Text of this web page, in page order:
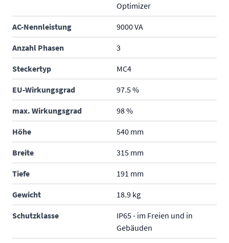
Optimizer
AC-Nennleistung 9000 VA
Anzahl Phasen 3
Steckertyp MC4
EU-Wirkungsgrad 97.5 %
max. Wirkungsgrad 98 %
Höhe 540 mm
Breite 315 mm
Tiefe 191 mm
Gewicht 18.9 kg
Schutzklasse
IP65 - im Freien und in
Gebäuden